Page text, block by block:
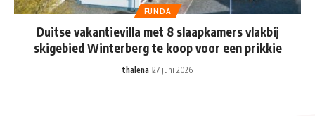
FUNDA
Duitse vakantievilla met 8 slaapkamers vlakbij
skigebied Winterberg te koop voor een prikkie
thalena 27 juni 2026